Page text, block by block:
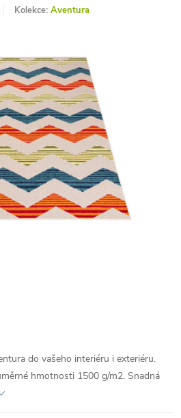
Kolekce: Aventura
do vašeho interiéru i exteriéru.
hmotnosti 1500 g/m2. Snadná